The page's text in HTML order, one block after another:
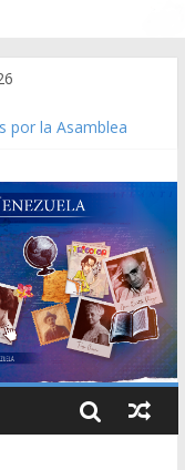
por la Asamblea
año CXXXIII Mes V,
Bor